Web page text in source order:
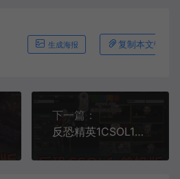
生成海报 复制本文链接
下一篇：
反恐精英1CSOL1单机版全模式可添加智能机器人免虚拟机全物品解锁